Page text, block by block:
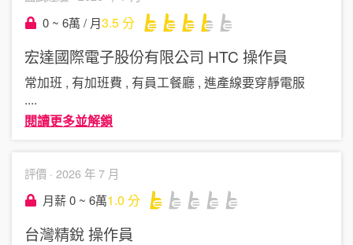
0 ~ 6萬 / 月3.5分
宏達國際電子股份有限公司 HTC 操作員
常加班 , 有加班費 , 有員工餐廳 , 進產線要穿靜電服
....
閱讀更多並解鎖
評價 · 2026 年 7 月
月薪 0 ~ 6萬1.0 分
台灣精銳操作員